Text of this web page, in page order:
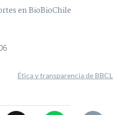
en BioBioChile
Ética y transparencia de BBCL